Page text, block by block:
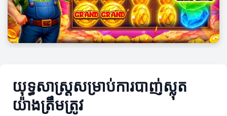
យុទ្ធសាស្ត្រសម្រាប់ការបាញ់ស្លុត
យ៉ាងត្រឹមត្រូវ